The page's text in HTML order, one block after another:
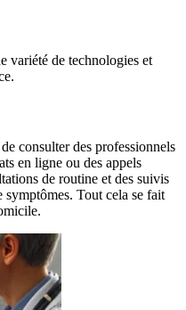
variété de technologies et
consulter des professionnels
en ligne ou des appels
de routine et des suivis
symptômes. Tout cela se fait